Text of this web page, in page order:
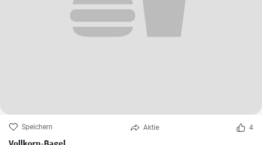
Speichern Aktie 4